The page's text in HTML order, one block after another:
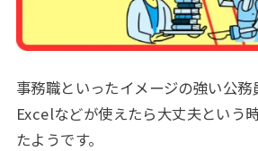
事務職といったイメージの強い公
Excelなどが使えたら大丈夫という
たようです。